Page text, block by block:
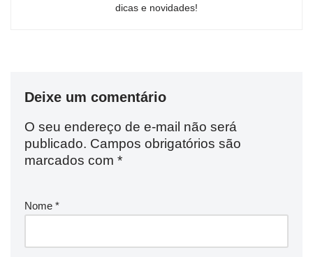
dicas e novidades!
Deixe um comentário
O seu endereço de e-mail não será
publicado. Campos obrigatórios são
marcados com *
Nome *